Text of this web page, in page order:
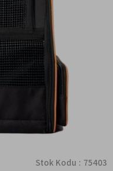
Stok Kodu 75403